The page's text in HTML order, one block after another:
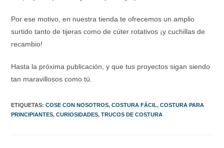
Por ese motivo, en nuestra tienda te ofrecemos un amplio
surtido tanto de tijeras como de cúter rotativos ¡y cuchillas de
recambio!
Hasta la próxima publicación, y que tus proyectos sigan siendo
tan maravillosos como tú.
ETIQUETAS:COSE CON NOSOTROS, COSTURA FÁCIL, COSTURA PARA
PRINCIPIANTES, CURIOSIDADES, TRUCOS DE COSTURA